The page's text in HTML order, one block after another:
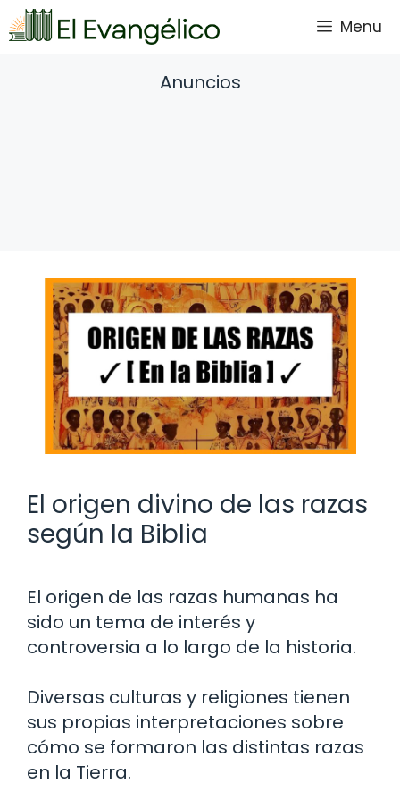
Saltar
al
Menu
Anuncios
El origen divino de las razas
según la Biblia
El origen de las razas humanas ha
sido un tema de interés y
controversia a lo largo de la historia.
Diversas culturas y religiones tienen
sus propias interpretaciones sobre
cómo se formaron las distintas razas
en la Tierra.